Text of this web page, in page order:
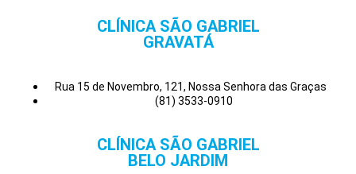
CLÍNICA SÃO GABRIEL
GRAVATÁ
Rua 15 de Novembro, 121, Nossa Senhora das Graças
(81) 3533-0910
CLÍNICA SÃO GABRIEL
BELO JARDIM